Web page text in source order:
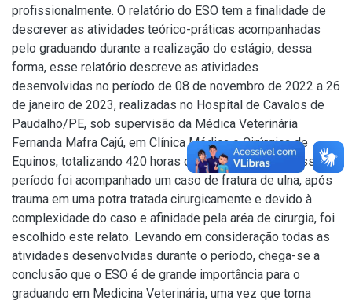
profissionalmente. O relatório do ESO tem a finalidade de
descrever as atividades teórico-práticas acompanhadas
pelo graduando durante a realização do estágio, dessa
forma, esse relatório descreve as atividades
desenvolvidas no período de 08 de novembro de 2022 a 26
de janeiro de 2023, realizadas no Hospital de Cavalos de
Paudalho/PE, sob supervisão da Médica Veterinária
Fernanda Mafra Cajú, em Clínica Médica e Cirúrgica de
Equinos, totalizando 420 horas de estágio. Durante esse
período foi acompanhado um caso de fratura de ulna, após
trauma em uma potra tratada cirurgicamente e devido à
complexidade do caso e afinidade pela aréa de cirurgia, foi
escolhido este relato. Levando em consideração todas as
atividades desenvolvidas durante o período, chega-se a
conclusão que o ESO é de grande importância para o
graduando em Medicina Veterinária, uma vez que torna